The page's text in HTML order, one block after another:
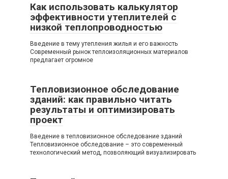
Как использовать калькулятор
эффективности утеплителей с
низкой теплопроводностью
Введение в тему утепления жилья и его важность
Современный рынок теплоизоляционных материалов
предлагает огромное
Тепловизионное обследование
зданий: как правильно читать
результаты и оптимизировать
проект
Введение в тепловизионное обследование зданий
Тепловизионное обследование – это современный
технологический метод, позволяющий визуализировать